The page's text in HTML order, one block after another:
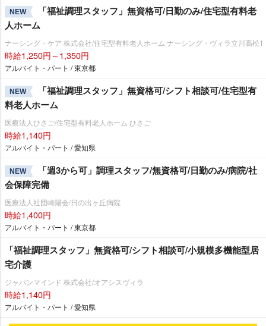
NEW
「福祉調理スタッフ」無資格可/日勤のみ/住宅型有料老
人ホーム
ナーシング・ケア 株式会社/住宅型有料老人ホーム ナーシング・ヴィラ立川高松1
時給1,250円～1,350円
アルバイト・パート / 東京都
NEW
「福祉調理スタッフ」無資格可/シフト相談可/住宅型有
料老人ホーム
医療法人ひさご/住宅型有料老人ホーム ひさご
時給1,140円
アルバイト・パート / 愛知県
NEW
「週3から可」調理スタッフ/無資格可/日勤のみ/病院/社
会保障完備
医療法人社団崎陽会/日の出ヶ丘病院
時給1,400円
アルバイト・パート / 東京都
「福祉調理スタッフ」無資格可/シフト相談可/小規模多機能型居
宅介護
ジャパンマインド 株式会社/オアシスヴィラ
時給1,140円
アルバイト・パート / 愛知県